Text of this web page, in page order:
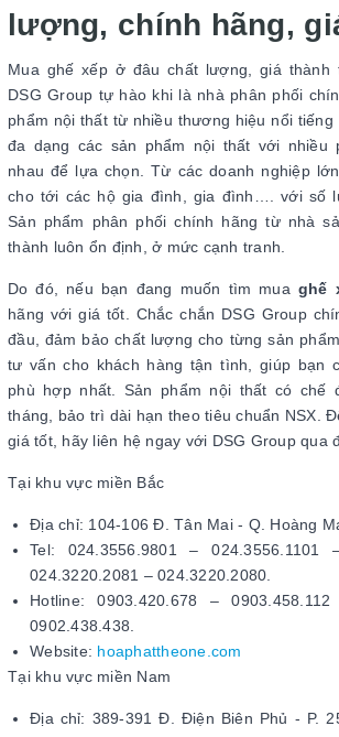
lượng, chính hãng,
Mua ghế xếp ở đâu chất lượng, giá thành
DSG Group tự hào khi là nhà phân phối
phẩm nội thất từ nhiều thương hiệu nổi tiếng
đa dạng các sản phẩm nội thất với nhiều
nhau để lựa chọn. Từ các doanh nghiệp
cho tới các hộ gia đình, gia đình…. với số
Sản phẩm phân phối chính hãng từ nhà
thành luôn ổn định, ở mức cạnh tranh.
Do đó, nếu bạn đang muốn tìm mua ghế
hãng với giá tốt. Chắc chắn DSG Group
đầu, đảm bảo chất lượng cho từng sản
tư vấn cho khách hàng tận tình, giúp bạn
phù hợp nhất. Sản phẩm nội thất có chế
tháng, bảo trì dài hạn theo tiêu chuẩn NSX.
giá tốt, hãy liên hệ ngay với DSG Group qua
Tại khu vực miền Bắc
Địa chỉ: 104-106 Đ. Tân Mai - Q. Hoàng
Tel: 024.3556.9801 – 024.3556.1101
024.3220.2081 – 024.3220.2080.
Hotline: 0903.420.678 –
0902.438.438.
Website: hoaphattheone.com
Tại khu vực miền Nam
Địa chỉ: 389-391 Đ. Điện Biên Phủ - P.